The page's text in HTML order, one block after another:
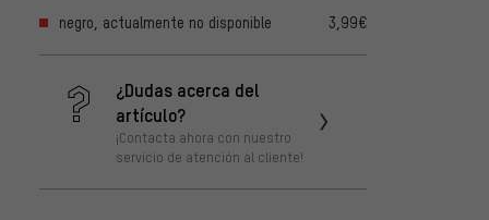
negro, actualmente no disponible 3,99€
¿Dudas acerca del
artículo?
¡Contacta ahora con nuestro
servicio de atención al cliente!